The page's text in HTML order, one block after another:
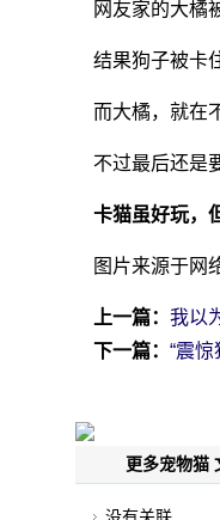
网友家的大橘
结果狗子被卡
而大橘，就在
不过最后还是
卡猫虽好玩，
图片来源于网
上一篇： 我以
下一篇： “震
更多宠物猫